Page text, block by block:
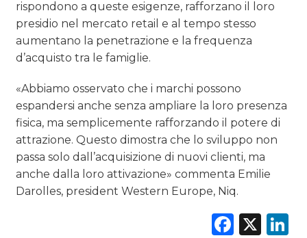
rispondono a queste esigenze, rafforzano il loro
presidio nel mercato retail e al tempo stesso
aumentano la penetrazione e la frequenza
d’acquisto tra le famiglie.
«Abbiamo osservato che i marchi possono
espandersi anche senza ampliare la loro presenza
fisica, ma semplicemente rafforzando il potere di
attrazione. Questo dimostra che lo sviluppo non
passa solo dall’acquisizione di nuovi clienti, ma
anche dalla loro attivazione» commenta Emilie
Darolles, president Western Europe, Niq.
X